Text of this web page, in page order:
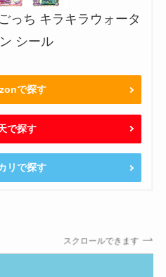
っち キラキラウォータ
シール
で探す
で探す
リで探す
スクロールできます